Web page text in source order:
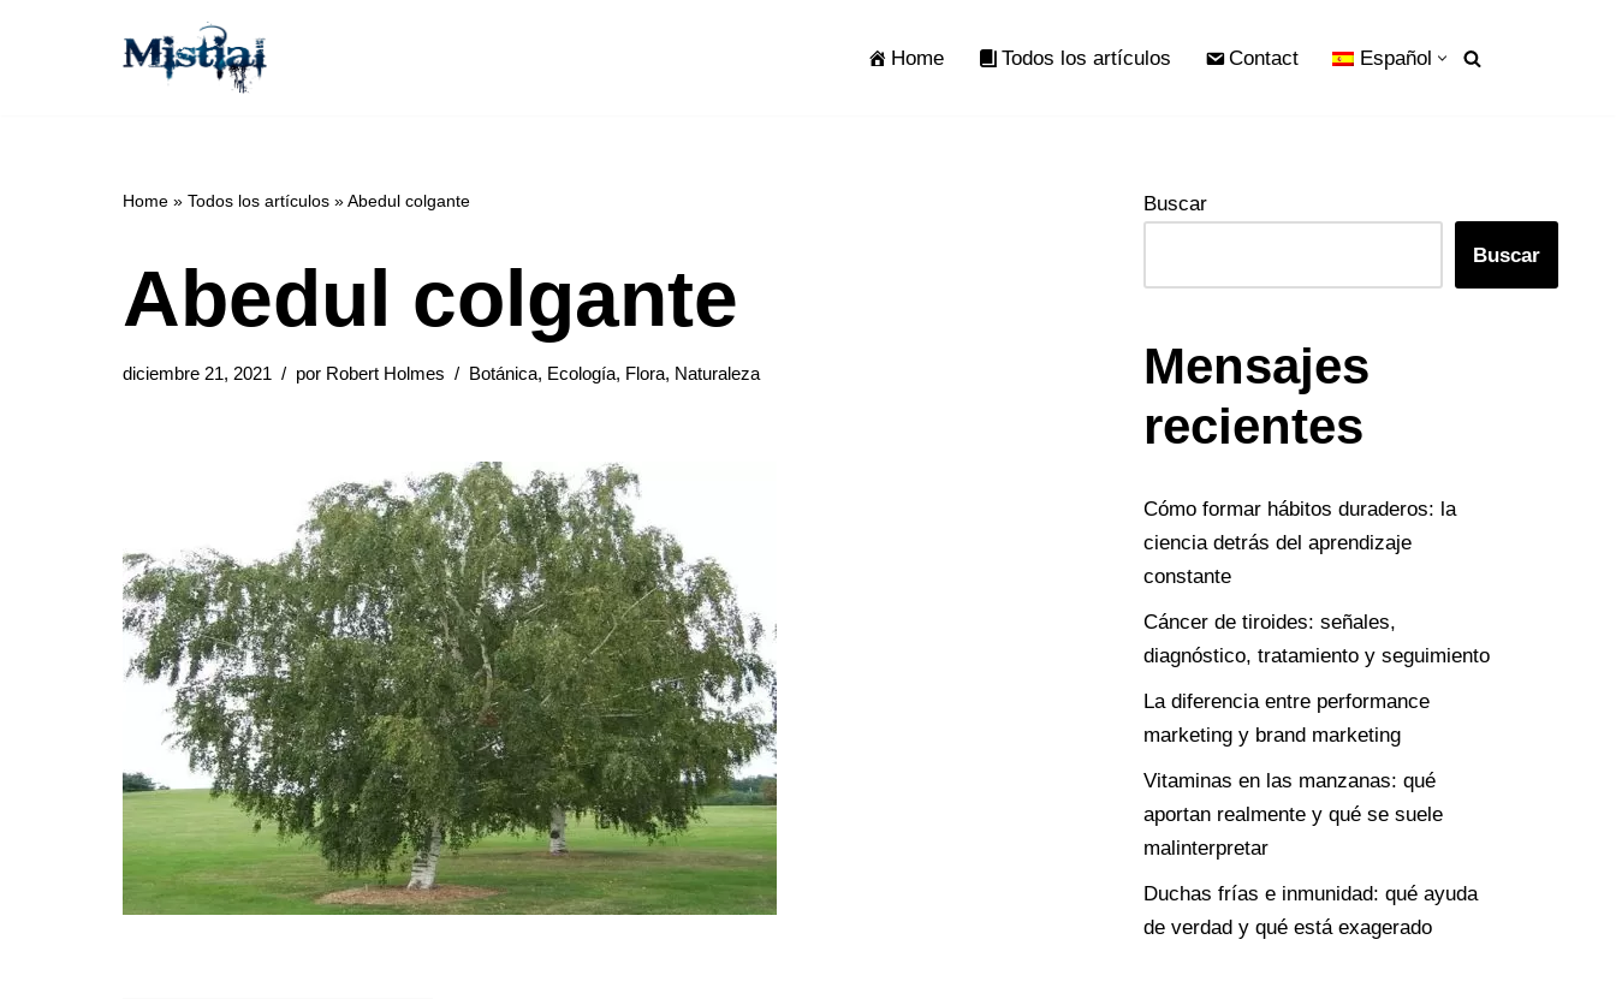
Home Todos los artículos Contact Español
Home » Todos los artículos »Abedul colgante
Abedul colgante
diciembre 21, 2021 por Robert Holmes Botánica, Ecología, Flora, Naturaleza
Buscar
Buscar
Mensajes
recientes
Cómo formar hábitos duraderos: la
ciencia detrás del aprendizaje
constante
Cáncer de tiroides: señales,
diagnóstico, tratamiento y seguimiento
La diferencia entre performance
marketing y brand marketing
Vitaminas en las manzanas: qué
aportan realmente y qué se suele
malinterpretar
Duchas frías e inmunidad: qué ayuda
de verdad y qué está exagerado